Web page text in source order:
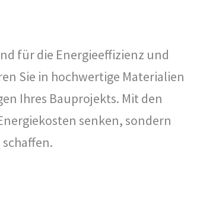
für die Energieeffizienz und
Sie in hochwertige Materialien
Ihres Bauprojekts. Mit den
senken, sondern